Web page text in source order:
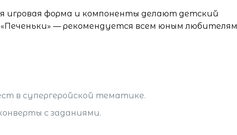
форма и компоненты делают детский
— рекомендуется всем юным любителям
в супергеройской тематике.
с заданиями.